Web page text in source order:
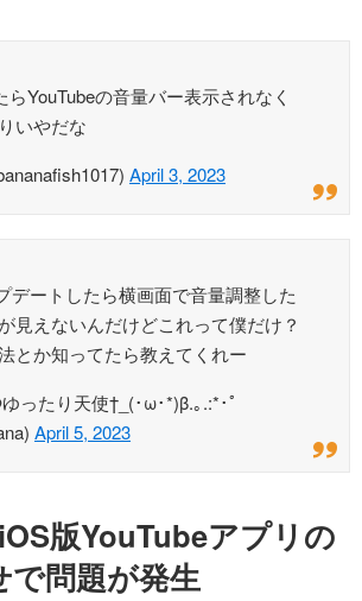
らYouTubeの音量バー表示されなく
いやだな
April 3, 2023
デートしたら横画面で音量調整した
見えないんだけどこれって僕だけ？
とか知ってたら教えてくれー
ったり天使†_(･ω･*)β.｡.:*･ﾟ
April 5, 2023
版YouTubeアプリの
で問題が発生